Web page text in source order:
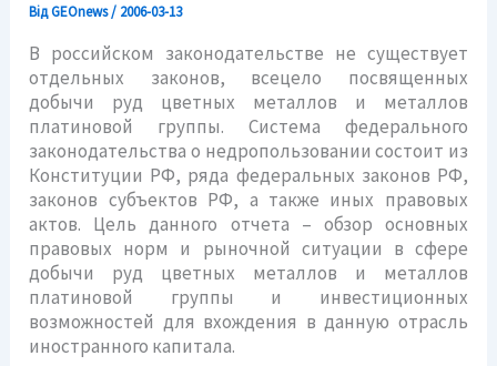
ВідGEOnews/ 2006-03-13
В российском законодательстве не существует
отдельных законов, всецело посвященных
добычи руд цветных металлов и металлов
платиновой группы. Система федерального
законодательства о недропользовании состоит из
Конституции РФ, ряда федеральных законов РФ,
законов субъектов РФ, а также иных правовых
актов. Цель данного отчета – обзор основных
правовых норм и рыночной ситуации в сфере
добычи руд цветных металлов и металлов
платиновой группы и инвестиционных
возможностей для вхождения в данную отрасль
иностранного капитала.